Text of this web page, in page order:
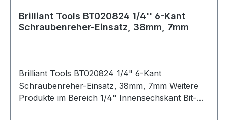
Brilliant Tools BT020824 1/4'' 6-Kant
Schraubenreher-Einsatz, 38mm, 7mm
Brilliant Tools BT020824 1/4" 6-Kant
Schraubenreher-Einsatz, 38mm, 7mm Weitere
Produkte im Bereich 1/4" Innensechskant Bit-